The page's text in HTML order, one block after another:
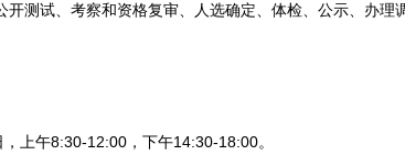
测试、考察和资格复审、人选确定、体检、公示、办理
午8:30-12:00，下午14:30-18:00。